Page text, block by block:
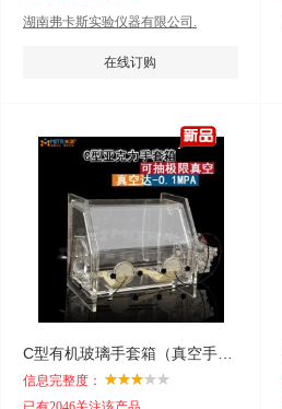
湖南弗卡斯实验仪器有限公司.
在线订购
信息完整度：